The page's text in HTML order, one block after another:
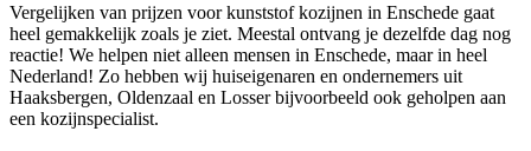
Vergelijken van prijzen voor kunststof kozijnen in Enschede gaat
heel gemakkelijk zoals je ziet. Meestal ontvang je dezelfde dag nog
reactie! We helpen niet alleen mensen in Enschede, maar in heel
Nederland! Zo hebben wij huiseigenaren en ondernemers uit
Haaksbergen, Oldenzaal en Losser bijvoorbeeld ook geholpen aan
een kozijnspecialist.